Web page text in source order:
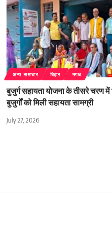
अन्य समाचार बिहार मगध
बुजुर्ग सहायता योजना के तीसरे चरण
बुजुर्गों को मिली सहायता सामग्री
July 27, 2026